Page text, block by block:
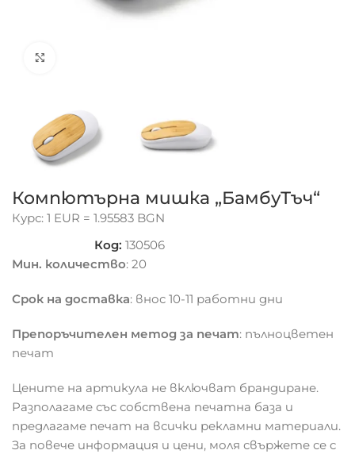
Компютърна мишка „БамбуТъч“
Курс: 1 EUR = 1.95583 BGN
Код:130506
Мин. количество: 20
Срок на доставка: внос 10-11 работни дни
Препоръчителен метод за печат: пълноцветен
печат
Цените на артикула не включват брандиране.
Разполагаме със собствена печатна база и
предлагаме печат на всички рекламни материали.
За повече информация и цени, моля свържете се с